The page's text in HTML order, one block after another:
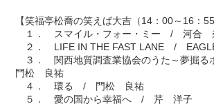
【笑福亭松喬の笑えば大吉（14：00～16：55
１． スマイル・フォー・ミー / 河合
２． LIFE IN THE FAST LANE /
３． 関西地質調査業協会のうた～夢掘
門松 良祐
４． 環る / 門松 良祐
５． 愛の国から幸福へ / 芹 洋子